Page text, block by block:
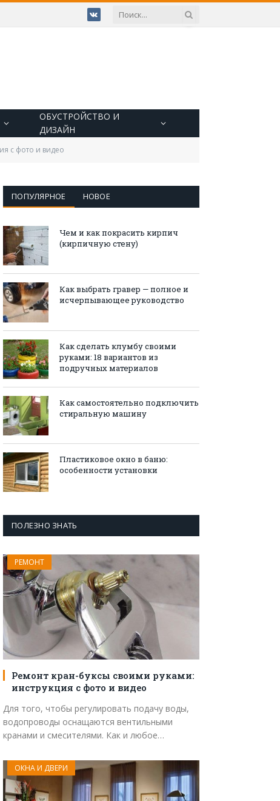
VKontakte
ОБУСТРОЙСТВО И
ДИЗАЙН
с фото и видео
ПОПУЛЯРНОЕ НОВОЕ
Чем и как покрасить кирпич
(кирпичную стену)
Как выбрать гравер — полное и
исчерпывающее руководство
Как сделать клумбу своими
руками: 18 вариантов из
подручных материалов
Как самостоятельно подключить
стиральную машину
Пластиковое окно в баню:
особенности установки
ПОЛЕЗНО ЗНАТЬ
РЕМОНТ
Ремонт кран-буксы своими руками:
инструкция с фото и видео
Для того, чтобы регулировать подачу воды,
водопроводы оснащаются вентильными
кранами и смесителями. Как и любое…
ОКНА И ДВЕРИ